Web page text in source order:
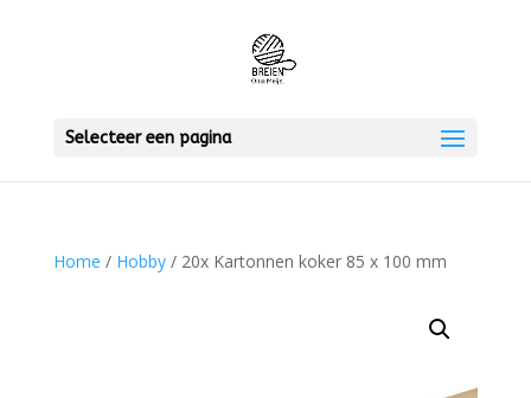
Selecteer een pagina
Home / Hobby/ 20x Kartonnen koker 85 x 100 mm